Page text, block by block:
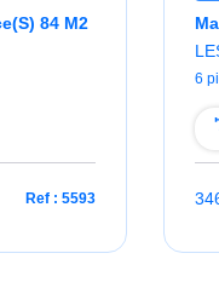
84 M2
Ref : 5593
6